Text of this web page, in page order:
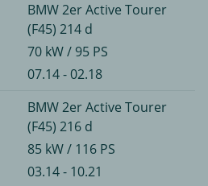
BMW 2er Active Tourer
(F45) 214 d
70 kW / 95 PS
07.14 - 02.18
BMW 2er Active Tourer
(F45) 216 d
85 kW / 116 PS
03.14 - 10.21